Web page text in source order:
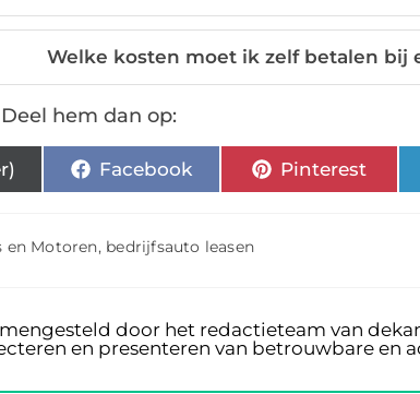
Welke kosten moet ik zelf betalen bij
hem dan op:
Facebook Pinterest
en Motoren, bedrijfsauto leasen
door het redactieteam van
en presenteren van betrouwbare en